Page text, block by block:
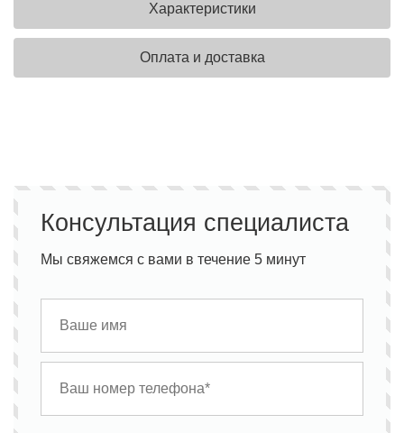
Характеристики
Оплата и доставка
Консультация специалиста
Мы свяжемся с вами в течение 5 минут